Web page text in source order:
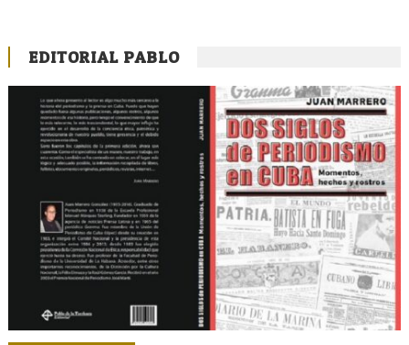
EDITORIAL PABLO